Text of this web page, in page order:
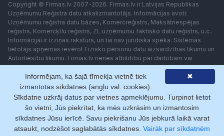
Copyright © Firmas.lv 2007-2026. Firmas.lv ir Latvijas Republikas
Uzņēmumu Reģistra datu atkalizmantotājs. Informācijas avoti:
Uzņēmumu reģistra datu bāzes, Komercreģistrs, Maksātnespējas
reģistrs, Komercķīlu reģistrs, ZL uzņēmumu faktisko datu reģistrs, u.c..
Informācijai ir izziņas raksturs, un tai nav juridiska spēka. Sistēmas
lietotājs apņemas ievērot Fizisko personu datu aizsardzības likumu un
Autortiesību likumu. Firmas.lv nenes atbildību par darbībām vai
lēmumiem, kas balstīti uz saņemto pakalpojumu. Lietotājam aizliegts
izmantot jebkādas automatizētas sistēmas vai iekārtas (robotus)
piekļuvei sistēmai bez rakstiskas saskaņošanas ar Firmas.lv. Galvenā
redaktore: Ingūna Pempere.
Lietošanas noteikumi
Privātuma politika Norēķini ar
✖
Informējam, ka šajā tīmekļa vietnē tiek
izmantotas sīkdatnes (angļu val. cookies).
Sīkdatne uzkrāj datus par vietnes apmeklējumu. Turpinot lietot
šo vietni, Jūs piekrītat, ka mēs uzkrāsim un izmantosim
sīkdatnes Jūsu ierīcē. Savu piekrišanu Jūs jebkurā laikā varat
atsaukt, nodzēšot saglabātās sīkdatnes. Vairāk par sīkdatnēm